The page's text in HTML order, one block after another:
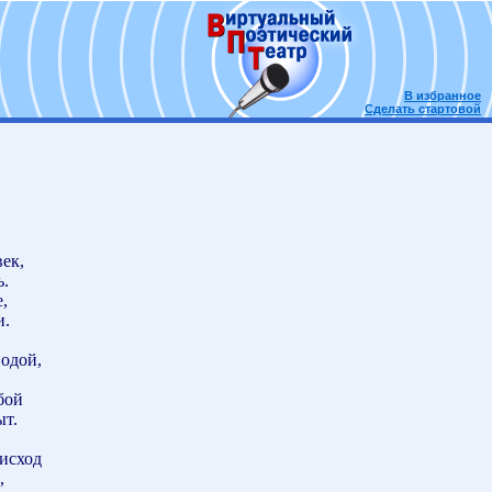
В избранное
Сделать стартовой